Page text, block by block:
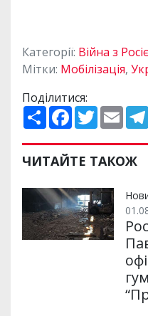
Категорії: Війна з
Мітки: Мобілізація,
Поділитися:
П
о
и
р
и
и
F
a
e
b
o
k
T
w
t
t
e
E
m
i
l
ЧИТАЙТЕ ТАКОЖ